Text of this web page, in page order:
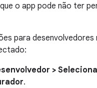
o app pode não ter
para
>
.